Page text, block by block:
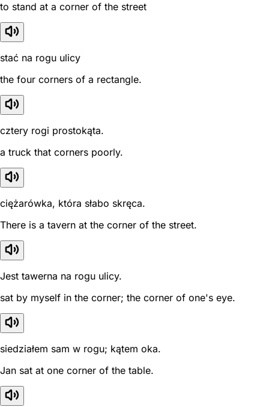
to stand at a corner of the street
stać na rogu ulicy
the four corners of a rectangle.
cztery rogi prostokąta.
a truck that corners poorly.
ciężarówka, która słabo skręca.
There is a tavern at the corner of the street.
Jest tawerna na rogu ulicy.
sat by myself in the corner; the corner of one's eye.
siedziałem sam w rogu; kątem oka.
Jan sat at one corner of the table.